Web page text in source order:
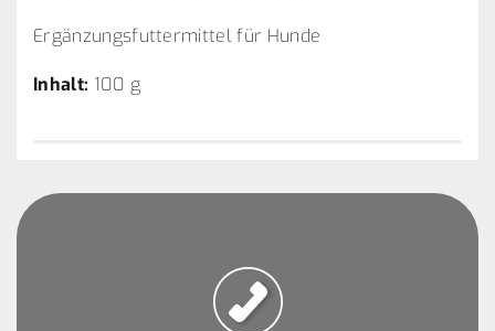
Ergänzungsfuttermittel für Hunde
Inhalt: 100 g